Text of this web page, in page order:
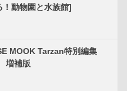
！動物園と水族館]
MOOK Tarzan特別編集
増補版